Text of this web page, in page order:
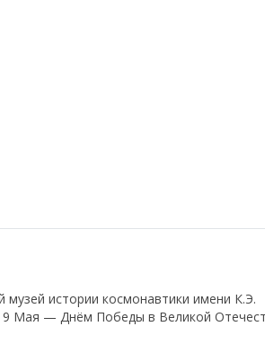
музей истории космонавтики имени К.Э.
9 Мая — Днём Победы в Великой